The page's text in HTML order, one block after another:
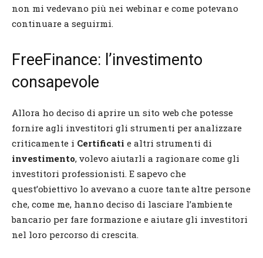
non mi vedevano più nei webinar e come potevano
continuare a seguirmi.
FreeFinance: l’investimento
consapevole
Allora ho deciso di aprire un sito web che potesse
fornire agli investitori gli strumenti per analizzare
criticamente i Certificati e altri strumenti di
investimento, volevo aiutarli a ragionare come gli
investitori professionisti. E sapevo che
quest’obiettivo lo avevano a cuore tante altre persone
che, come me, hanno deciso di lasciare l’ambiente
bancario per fare formazione e aiutare gli investitori
nel loro percorso di crescita.